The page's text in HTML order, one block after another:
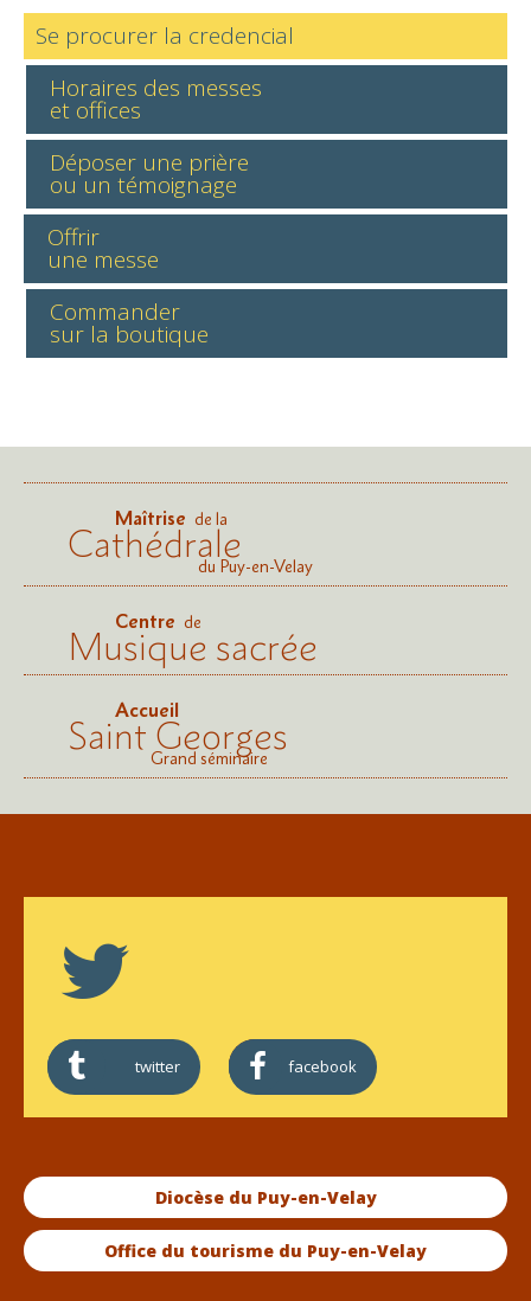
Se procurer la credencial
Horaires des messes
et offices
Déposer une prière
ou un témoignage
Offrir
une messe
Commander
sur la boutique
Maîtrise de la
Cathédraledu Puy-en-Velay
Centre de
Musique sacrée
Accueil
Saint Georges
Grand séminaire
twitter facebook
Diocèse du Puy-en-Velay
Office du tourisme du Puy-en-Velay